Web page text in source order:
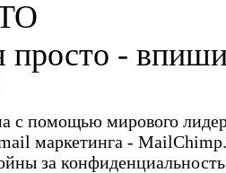
просто -
с помощью мирового
маркетинга - MailChimp.
за